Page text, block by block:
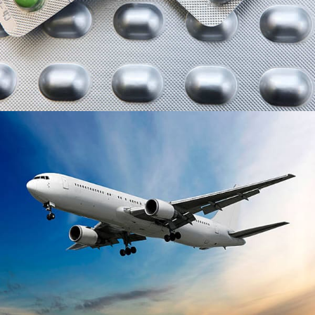
zliatina, ktorý je široko používaný v leteckom
priemysle.
Kontajnery hliníkovej fólie sú vyrazené hliníkovou
fóliou s hrúbkou 0,03 mm ~ 0,20 mm. Sú netoxické,
neškodný, bezpečné a hygienické, odolné voči
vysokým a nízkym teplotám, a zelené a šetrné k
životnému prostrediu.